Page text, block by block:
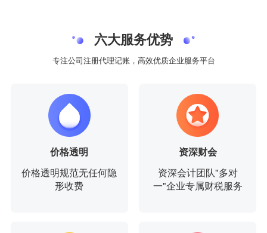
六大服务优势
专注公司注册代理记账，高效优质企业服务平台
价格透明
价格透明规范无任何隐
形收费
资深财会
资深会计团队"多对
一"企业专属财税服务